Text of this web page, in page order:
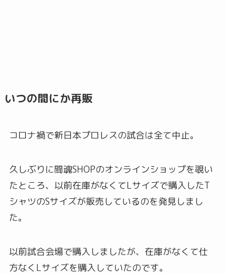
いつの間にか再販
コロナ禍で新日本プロレスの試合は全て中止。
久しぶりに闘魂SHOPのオンラインショップを覗い
たところ、以前在庫がなくてLサイズで購入したT
シャツのSサイズが販売しているのを発見しまし
た。
以前試合会場で購入しましたが、在庫がなくて仕
方なくLサイズを購入していたのです。